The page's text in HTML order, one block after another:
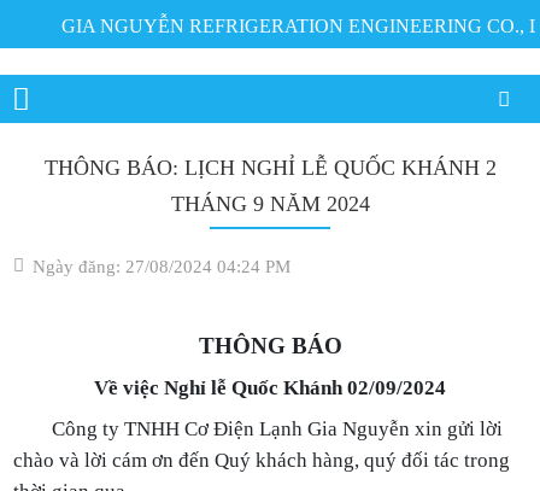
GIA NGUYỄN REFRIGERATION ENGINEERING CO.,
THÔNG BÁO: LỊCH NGHỈ LỄ QUỐC KHÁNH 2
THÁNG 9 NĂM 2024
Ngày đăng: 27/08/2024 04:24 PM
THÔNG BÁO
Về việc Nghỉ lễ Quốc Khánh 02/09/2024
Công ty TNHH Cơ Điện Lạnh Gia Nguyễn xin gửi lời
chào và lời cám ơn đến Quý khách hàng, quý đối tác trong